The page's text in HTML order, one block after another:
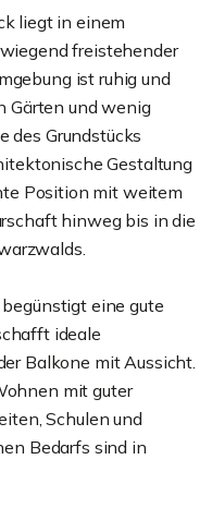
liegt in einem
freistehender
ist ruhig und
Gärten und wenig
des Grundstücks
Gestaltung
Position mit weitem
hinweg bis in die
eine gute
ideale
Balkone mit Aussicht.
mit guter
Schulen und
Bedarfs sind in